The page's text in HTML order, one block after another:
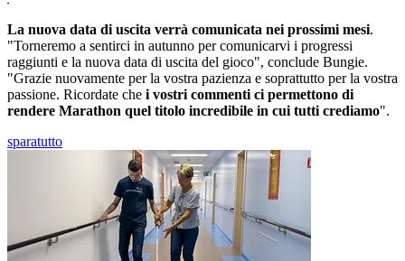
La nuova data di uscita verrà comunicata nei prossimi mesi.
"Torneremo a sentirci in autunno per comunicarvi i progressi
raggiunti e la nuova data di uscita del gioco", conclude Bungie.
"Grazie nuovamente per la vostra pazienza e soprattutto per la vostra
passione. Ricordate che i vostri commenti ci permettono di
rendere Marathon quel titolo incredibile in cui tutti crediamo".
sparatutto